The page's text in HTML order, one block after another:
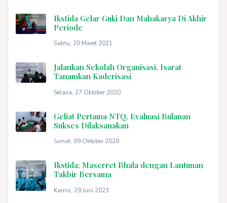
Ikstida Gelar Guki Dan Mahakarya Di Akhir
Periode
Sabtu, 20 Maret 2021
Jalankan Sekolah Organisasi, Isarat
Tanamkan Kaderisasi
Selasa, 27 Oktober 2020
Geliat Pertama NTQ, Evaluasi Bulanan
Sukses Dilaksanakan
Jumat, 09 Oktober 2020
Ikstida; Maserret Bhala dengan Lantunan
Takbir Bersama
Kamis, 29 Juni 2023